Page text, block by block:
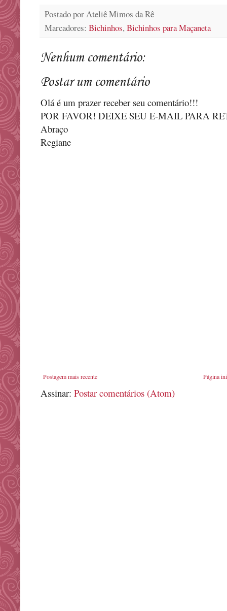
Postado porAteliê Mimos da Rê
Marcadores: Bichinhos,Bichinhos para Maçaneta
Nenhum comentário:
Postar um comentário
Olá é um prazer receber seu comentário!!!
POR FAVOR! DEIXE SEU E-MAIL PARA
Abraço
Regiane
Postagem mais recente Página
Assinar: Postar comentários (Atom)